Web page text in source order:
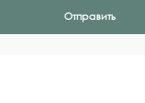
Отправить